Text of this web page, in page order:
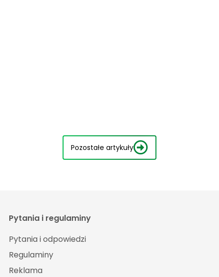
Pozostałe artykuły
Pytania i regulaminy
Pytania i odpowiedzi
Regulaminy
Reklama